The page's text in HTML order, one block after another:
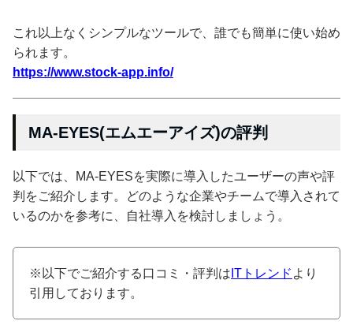
これ以上なくシンプルなツールで、誰でも簡単に使い始め
られます。
https://www.stock-app.info/
MA-EYES(エムエーアイズ)の評判
以下では、MA-EYESを実際に導入したユーザーの声や評
判をご紹介します。どのような企業やチームで導入されて
いるのかを参考に、自社導入を検討しましょう。
※以下でご紹介する口コミ・評判は ITトレンド より
引用しております。